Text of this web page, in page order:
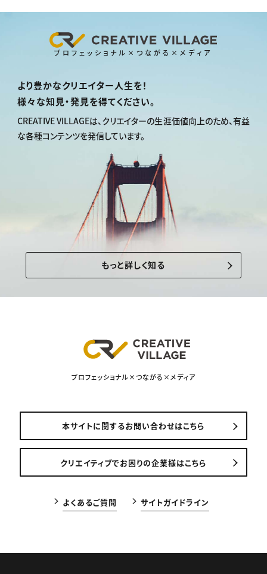
プロフェッショナル×つながる×メディア
より豊かなクリエイター人生を！
様々な知見・発見を得てください。
CREATIVE VILLAGEは、クリエイターの生涯価値向上のため、有益
な各種コンテンツを発信しています。
もっと詳しく知る
プロフェッショナル×つながる×メディア
本サイトに関するお問い合わせはこちら
クリエイティブでお困りの企業様はこちら
よくあるご質問 サイトガイドライン